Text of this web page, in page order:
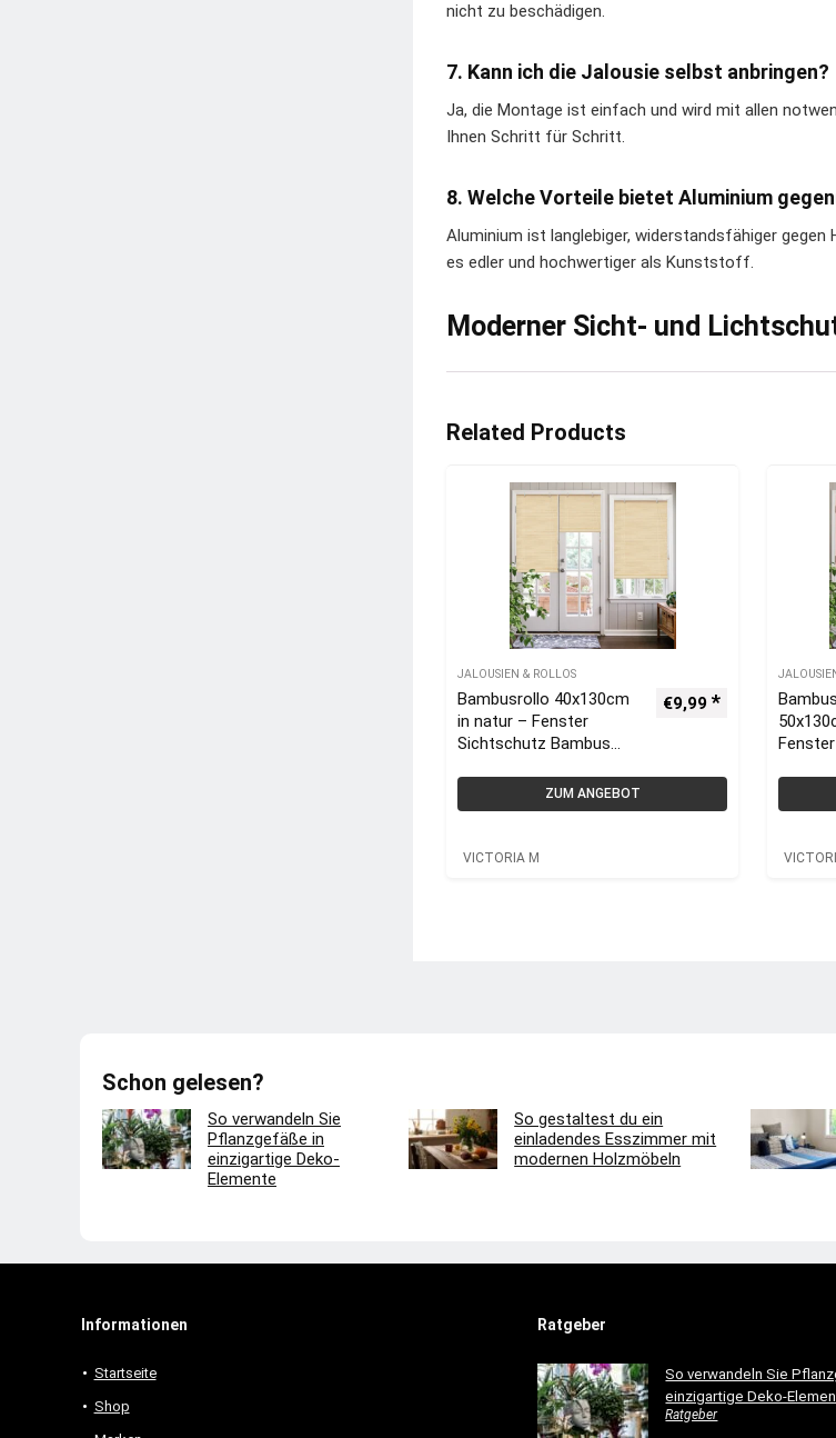
nicht zu beschädigen.
7. Kann ich die Jalousie selbst anbringen?
Ja, die Montage ist einfach und wird mit allen
Ihnen Schritt für Schritt.
8. Welche Vorteile bietet Aluminium
Aluminium ist langlebiger, widerstandsfähiger
es edler und hochwertiger als Kunststoff.
Moderner Sicht- und
Related Products
JALOUSIEN & ROLLOS
Bambusrollo 40x130cm
in natur – Fenster
Sichtschutz Bambus
€9,99
ZUM ANGEBOT
VICTORIA M
Schon gelesen?
So verwandeln Sie
Pflanzgefäße in
einzigartige Deko-
Elemente
So gestaltest du ein
einladendes Esszimmer mit
modernen Holzmöbeln
Informationen
Startseite
Shop
Ratgeber
So verwandeln Sie
einzigartige Deko-
Ratgeber